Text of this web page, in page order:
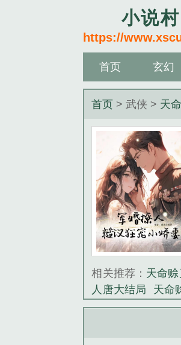
小说村
https://
首页 玄幻
首页 > 武侠 > 天
相关推荐： 天命
人唐大结局
天命
免费听 天命赊刀